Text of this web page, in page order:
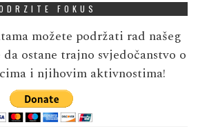
FOKUS
možete podržati rad našeg
ostane trajno svjedočanstvo o
i njihovim aktivnostima!